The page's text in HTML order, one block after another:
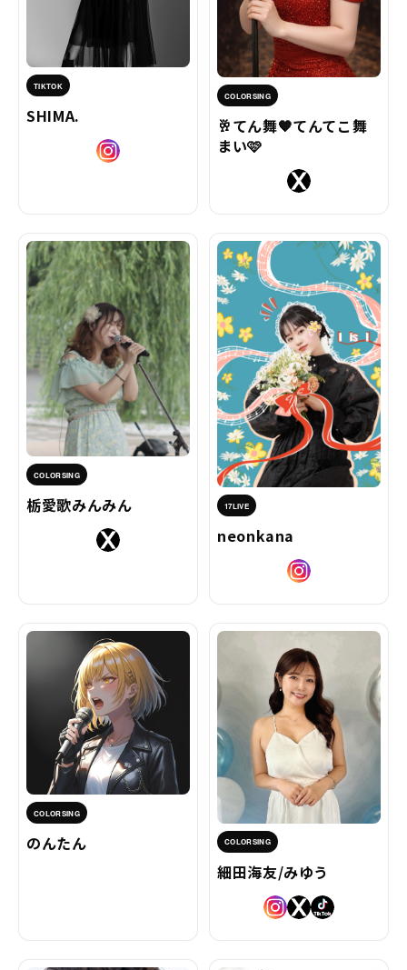
TIKTOK
SHIMA.
COLORSING
🥂てん舞‪‪🧡てんてこ舞
まい🩷
COLORSING
栃愛歌みんみん 17LIVE
neonkana
COLORSING
のんたん COLORSING
細田海友/みゆう